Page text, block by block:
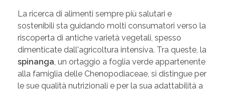
La ricerca di alimenti sempre più salutari e
sostenibili sta guidando molti consumatori verso la
riscoperta di antiche varietà vegetali, spesso
dimenticate dall'agricoltura intensiva. Tra queste, la
spinanga, un ortaggio a foglia verde appartenente
alla famiglia delle Chenopodiaceae, si distingue per
le sue qualità nutrizionali e per la sua adattabilità a